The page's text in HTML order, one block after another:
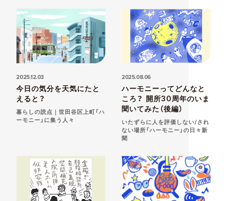
2025.12.03
今日の気分を天気にたと
えると？
暮らしの読点｜世田谷区上町「ハ
ーモニー」に集う人々
2025.08.06
ハーモニーってどんなと
ころ？ 開所30周年のいま
聞いてみた（後編）
いたずらに人を評価しない/され
ない場所「ハーモニー」の日々新
聞